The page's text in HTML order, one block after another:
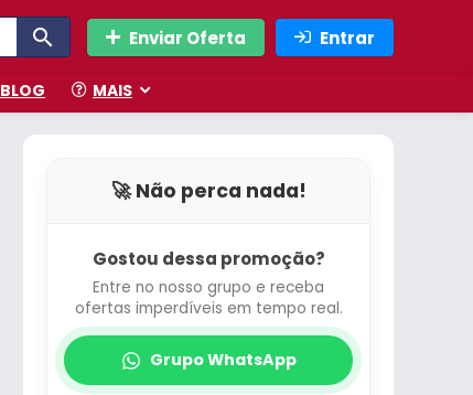
Enviar Oferta Entrar
BLOG MAIS
🚀 Não perca nada!
Gostou dessa promoção?
Entre no nosso grupo e receba
ofertas imperdíveis em tempo real.
Grupo WhatsApp